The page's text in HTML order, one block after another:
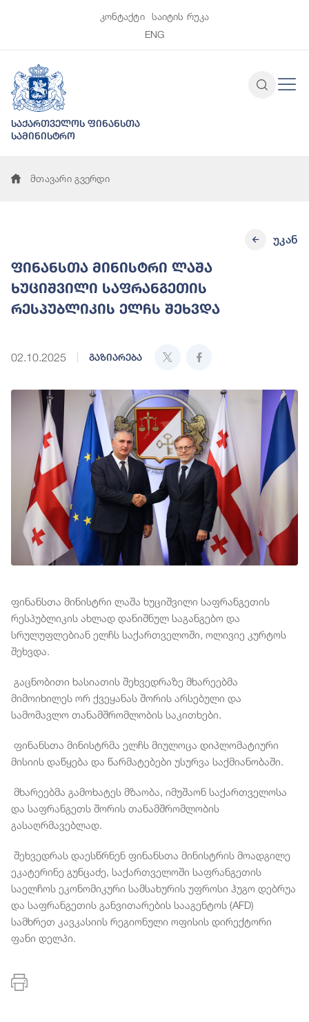
კონტაქტი
საიტის რუკა
ENG
საქართველოს ფინანსთა
სამინისტრო
მთავარი გვერდი
ფინანსთა მინისტრი ლაშა
ხუციშვილი საფრანგეთის
რესპუბლიკის ელჩს შეხვდა
02.10.2025 გაზიარება
უკან
ფინანსთა მინისტრი ლაშა ხუციშვილი საფრანგეთის
რესპუბლიკის ახლად დანიშნულ საგანგებო და
სრულუფლებიან ელჩს საქართველოში, ოლივიე კურტოს
შეხვდა.
გაცნობითი ხასიათის შეხვედრაზე მხარეებმა
მიმოიხილეს ორ ქვეყანას შორის არსებული და
სამომავლო თანამშრომლობის საკითხები.
ფინანსთა მინისტრმა ელჩს მიულოცა დიპლომატიური
მისიის დაწყება და წარმატებები უსურვა საქმიანობაში.
მხარეებმა გამოხატეს მზაობა, იმუშაონ საქართველოსა
და საფრანგეთს შორის თანამშრომლობის
გასაღრმავებლად.
შეხვედრას დაესწრნენ ფინანსთა მინისტრის მოადგილე
ეკატერინე გუნცაძე, საქართველოში საფრანგეთის
საელჩოს ეკონომიკური სამსახურის უფროსი ჰუგო დებრუა
და საფრანგეთის განვითარების სააგენტოს (AFD)
სამხრეთ კავკასიის რეგიონული ოფისის დირექტორი
ფანი დელპი.